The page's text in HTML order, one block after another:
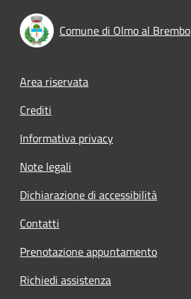
Comune di Olmo al Brembo
Footer menu
Area riservata
Crediti
Informativa privacy
Note legali
Dichiarazione di accessibilità
Contatti
Prenotazione appuntamento
Richiedi assistenza